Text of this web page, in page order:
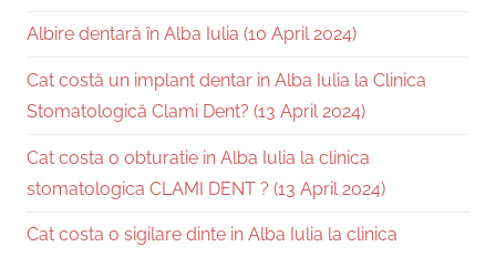
Albire dentară în Alba Iulia (10 April 2024)
Cat costă un implant dentar in Alba Iulia la Clinica
Stomatologică Clami Dent? (13 April 2024)
Cat costa o obturatie in Alba Iulia la clinica
stomatologica CLAMI DENT ? (13 April 2024)
Cat costa o sigilare dinte in Alba Iulia la clinica